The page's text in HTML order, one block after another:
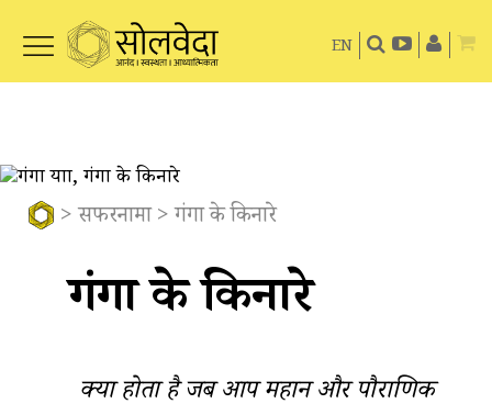
EN
>सफरनामा> गंगा के किनारे
गंगा के किनारे
क्या होता है जब आप महान और पौराणिक